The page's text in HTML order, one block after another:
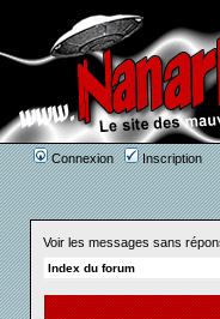
Connexion Inscription
Voir les messages sans
Index du forum